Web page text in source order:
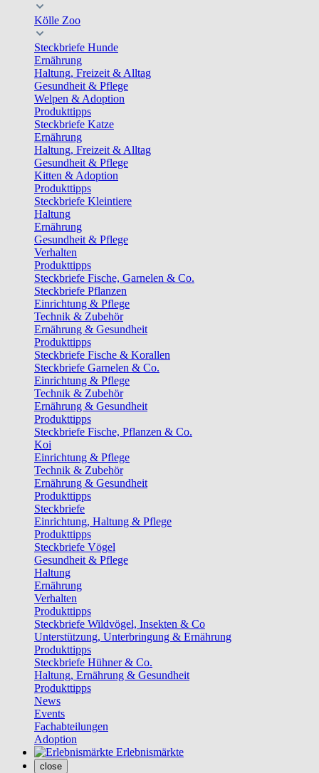
Kölle Zoo
Steckbriefe Hunde
Ernährung
Haltung, Freizeit & Alltag
Gesundheit & Pflege
Welpen & Adoption
Produkttipps
Steckbriefe Katze
Ernährung
Haltung, Freizeit & Alltag
Gesundheit & Pflege
Kitten & Adoption
Produkttipps
Steckbriefe Kleintiere
Haltung
Ernährung
Gesundheit & Pflege
Verhalten
Produkttipps
Steckbriefe Fische, Garnelen & Co.
Steckbriefe Pflanzen
Einrichtung & Pflege
Technik & Zubehör
Ernährung & Gesundheit
Produkttipps
Steckbriefe Fische & Korallen
Steckbriefe Garnelen & Co.
Einrichtung & Pflege
Technik & Zubehör
Ernährung & Gesundheit
Produkttipps
Steckbriefe Fische, Pflanzen & Co.
Koi
Einrichtung & Pflege
Technik & Zubehör
Ernährung & Gesundheit
Produkttipps
Steckbriefe
Einrichtung, Haltung & Pflege
Produkttipps
Steckbriefe Vögel
Gesundheit & Pflege
Haltung
Ernährung
Verhalten
Produkttipps
Steckbriefe Wildvögel, Insekten & Co
Unterstützung, Unterbringung & Ernährung
Produkttipps
Steckbriefe Hühner & Co.
Haltung, Ernährung & Gesundheit
Produkttipps
News
Events
Fachabteilungen
Adoption
Erlebnismärkte
close